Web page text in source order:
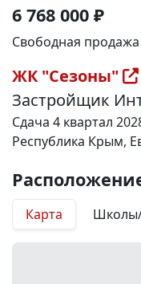
6 768 000 ₽
Свободная продажа
ЖК "Сезоны"
Застройщик
Сдача 4 квартал
Республика Крым,
Карта